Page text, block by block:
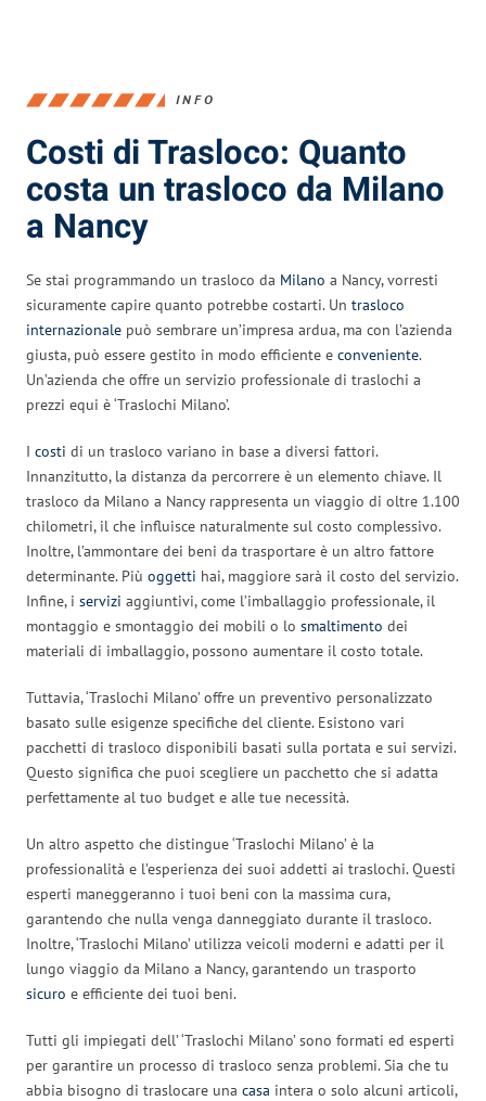
INFO
Costi di Trasloco: Quanto
costa un trasloco da Milano
a Nancy
Se stai programmando un trasloco da Milano a Nancy, vorresti
sicuramente capire quanto potrebbe costarti. Un trasloco
internazionale può sembrare un’impresa ardua, ma con l’azienda
giusta, può essere gestito in modo efficiente e conveniente.
Un’azienda che offre un servizio professionale di traslochi a
prezzi equi è ‘Traslochi Milano’.
I costi di un trasloco variano in base a diversi fattori.
Innanzitutto, la distanza da percorrere è un elemento chiave. Il
trasloco da Milano a Nancy rappresenta un viaggio di oltre 1.100
chilometri, il che influisce naturalmente sul costo complessivo.
Inoltre, l’ammontare dei beni da trasportare è un altro fattore
determinante. Più oggetti hai, maggiore sarà il costo del servizio.
Infine, i servizi aggiuntivi, come l’imballaggio professionale, il
montaggio e smontaggio dei mobili o lo smaltimento dei
materiali di imballaggio, possono aumentare il costo totale.
Tuttavia, ‘Traslochi Milano’ offre un preventivo personalizzato
basato sulle esigenze specifiche del cliente. Esistono vari
pacchetti di trasloco disponibili basati sulla portata e sui servizi.
Questo significa che puoi scegliere un pacchetto che si adatta
perfettamente al tuo budget e alle tue necessità.
Un altro aspetto che distingue ‘Traslochi Milano’ è la
professionalità e l’esperienza dei suoi addetti ai traslochi. Questi
esperti maneggeranno i tuoi beni con la massima cura,
garantendo che nulla venga danneggiato durante il trasloco.
Inoltre, ‘Traslochi Milano’ utilizza veicoli moderni e adatti per il
lungo viaggio da Milano a Nancy, garantendo un trasporto
sicuro e efficiente dei tuoi beni.
Tutti gli impiegati dell’ ‘Traslochi Milano’ sono formati ed esperti
per garantire un processo di trasloco senza problemi. Sia che tu
abbia bisogno di traslocare una casa intera o solo alcuni articoli,